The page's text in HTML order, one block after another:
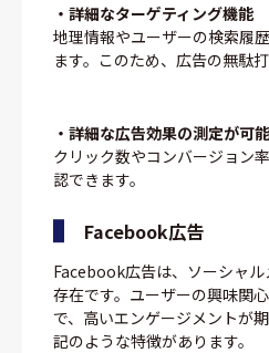
・詳細なターゲティング機能
地理情報やユーザーの検索履
ます。このため、広告の無駄
・詳細な広告効果の測定が可能
クリック数やコンバージョン
認できます。
Facebook広告
Facebook広告は、ソーシャ
存在です。ユーザーの興味関
で、高いエンゲージメントが
記のような特徴があります。